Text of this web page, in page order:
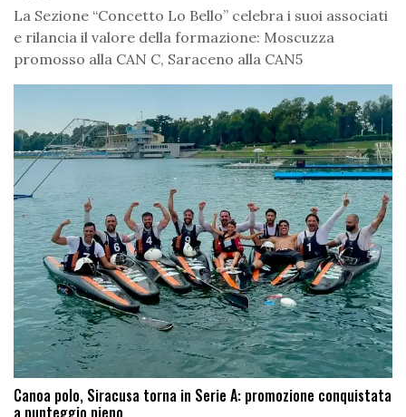
La Sezione “Concetto Lo Bello” celebra i suoi associati
e rilancia il valore della formazione: Moscuzza
promosso alla CAN C, Saraceno alla CAN5
Canoa polo, Siracusa torna in Serie A: promozione conquistata
a punteggio pieno